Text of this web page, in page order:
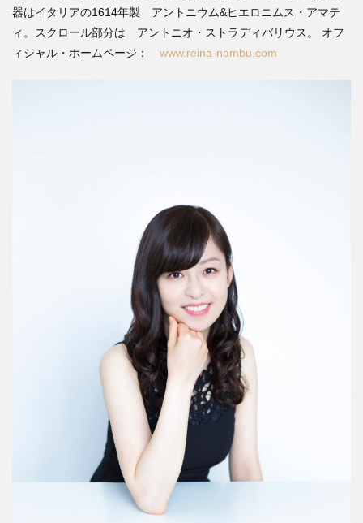
器はイタリアの1614年製 アントニウム&ヒエロニムス・アマテ
ィ。スクロール部分は アントニオ・ストラディバリウス。 オフ
ィシャル・ホームページ： www.reina-nambu.com